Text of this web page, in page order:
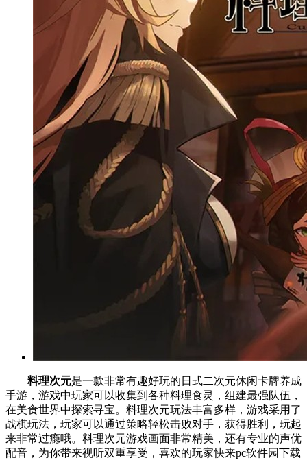
料理次元是一款非常有趣好玩的日式二次元休闲卡牌养成
手游，游戏中玩家可以收集到各种料理食灵，组建最强队伍，
在美食世界中探索寻宝。料理次元玩法丰富多样，游戏采用了
战棋玩法，玩家可以通过策略轻松击败对手，获得胜利，玩起
来非常过瘾哦。料理次元游戏画面非常精美，还有专业的声优
配音，为你带来视听双重享受，喜欢的玩家快来pc软件园下载